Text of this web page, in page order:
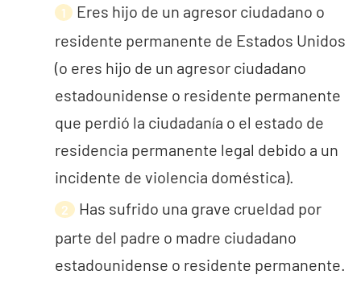
Eres hijo de un agresor ciudadano o
residente permanente de Estados Unidos
(o eres hijo de un agresor ciudadano
estadounidense o residente permanente
que perdió la ciudadanía o el estado de
residencia permanente legal debido a un
incidente de violencia doméstica).
Has sufrido una grave crueldad por
parte del padre o madre ciudadano
estadounidense o residente permanente.